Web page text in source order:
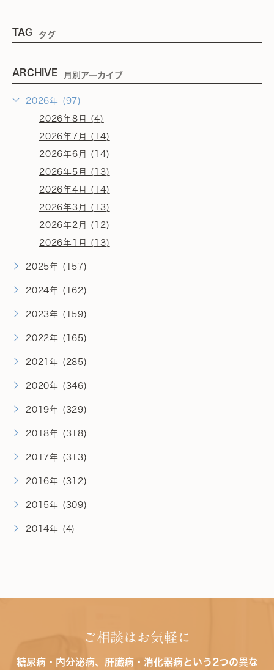
TAG タグ
ARCHIVE 月別アーカイブ
2026年 (97)
2026年8月 (4)
2026年7月 (14)
2026年6月 (14)
2026年5月 (13)
2026年4月 (14)
2026年3月 (13)
2026年2月 (12)
2026年1月 (13)
2025年 (157)
2024年 (162)
2023年 (159)
2022年 (165)
2021年 (285)
2020年 (346)
2019年 (329)
2018年 (318)
2017年 (313)
2016年 (312)
2015年 (309)
2014年 (4)
ご相談はお気軽に
糖尿病・内分泌病、肝臓病・消化器病という2つの異な